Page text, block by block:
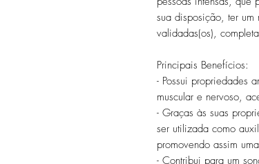
sua disposição, ter um
validadas(os),
Principais Benefícios:
- Possui propriedades
muscular e nervoso,
- Graças às suas
ser utilizada como
promovendo assim
- Contribui para um